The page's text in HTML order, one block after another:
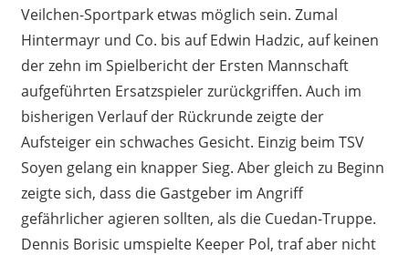
Veilchen-Sportpark etwas möglich sein. Zumal
Hintermayr und Co. bis auf Edwin Hadzic, auf keinen
der zehn im Spielbericht der Ersten Mannschaft
aufgeführten Ersatzspieler zurückgriffen. Auch im
bisherigen Verlauf der Rückrunde zeigte der
Aufsteiger ein schwaches Gesicht. Einzig beim TSV
Soyen gelang ein knapper Sieg. Aber gleich zu Beginn
zeigte sich, dass die Gastgeber im Angriff
gefährlicher agieren sollten, als die Cuedan-Truppe.
Dennis Borisic umspielte Keeper Pol, traf aber nicht